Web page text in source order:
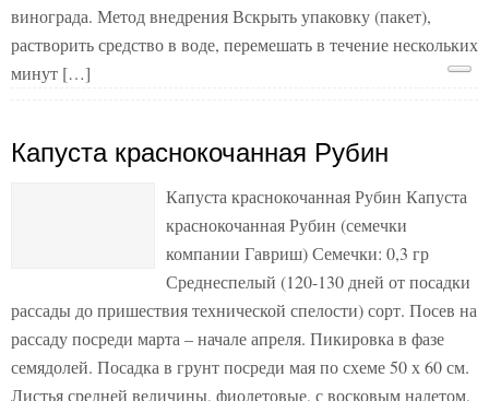
винограда. Метод внедрения Вскрыть упаковку (пакет),
растворить средство в воде, перемешать в течение нескольких
минут […]
Капуста краснокочанная Рубин
Капуста краснокочанная Рубин Капуста
краснокочанная Рубин (семечки
компании Гавриш) Семечки: 0,3 гр
Среднеспелый (120-130 дней от посадки
рассады до пришествия технической спелости) сорт. Посев на
рассаду посреди марта – начале апреля. Пикировка в фазе
семядолей. Посадка в грунт посреди мая по схеме 50 х 60 см.
Листья средней величины, фиолетовые, с восковым налетом,